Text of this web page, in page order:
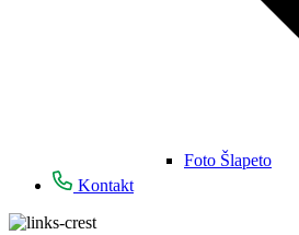
Foto Šlapeto
Kontakt